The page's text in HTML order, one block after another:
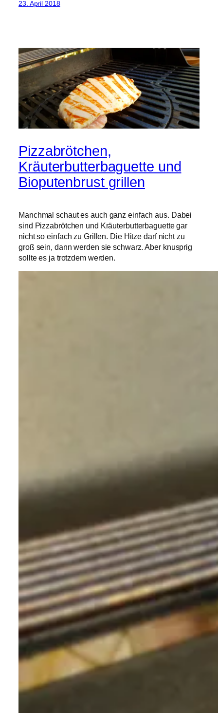
23. April 2018
Pizzabrötchen,
Kräuterbutterbaguette und
Bioputenbrust grillen
Manchmal schaut es auch ganz einfach aus. Dabei
sind Pizzabrötchen und Kräuterbutterbaguette gar
nicht so einfach zu Grillen. Die Hitze darf nicht zu
groß sein, dann werden sie schwarz. Aber knusprig
sollte es ja trotzdem werden.